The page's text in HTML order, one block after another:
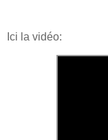
Ici la vidéo: